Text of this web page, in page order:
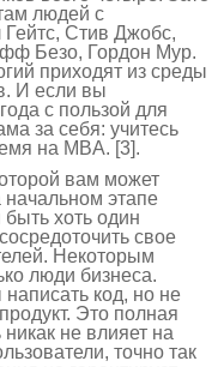
людей с
Стив Джобс,
Безо, Гордон Мур.
приходят из среды
И если вы
с пользой для
за себя: учитесь
на MBA. [3].
вам может
этапе
хоть один
свое
Некоторым
люди бизнеса.
код, но не
Это полная
не влияет на
точно так